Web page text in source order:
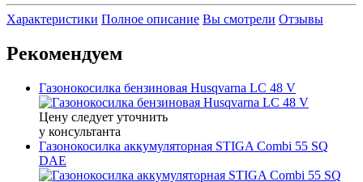
Характеристики Полное описание Вы смотрели Отзывы
Рекомендуем
Газонокосилка бензиновая Husqvarna LC 48 V
Цену следует уточнить
у консультанта
Газонокосилка аккумуляторная STIGA Combi 55 SQ
DAE